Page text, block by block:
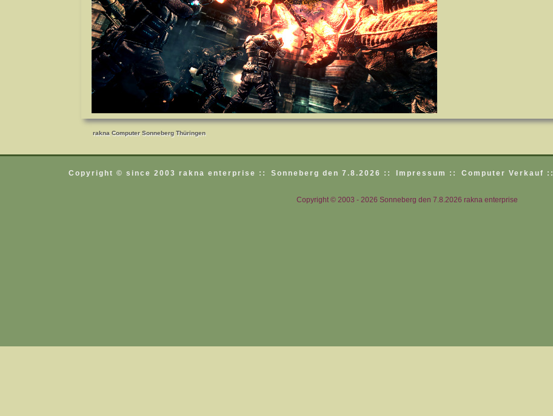
rakna Computer Sonneberg Thüringen
rakna Computer Sonneberg Thüringen
Copyright © since 2003 rakna enterprise :: Sonneberg den 7.8.2026 :: Impressum :: Computer Verkauf ::
Copyright © 2003 - 2026 Sonneberg den 7.8.2026 rakna enterprise